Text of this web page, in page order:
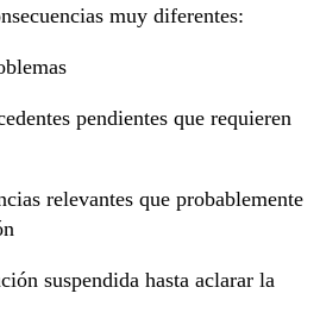
muy diferentes:
pendientes que requieren
relevantes que probablemente
suspendida hasta aclarar la